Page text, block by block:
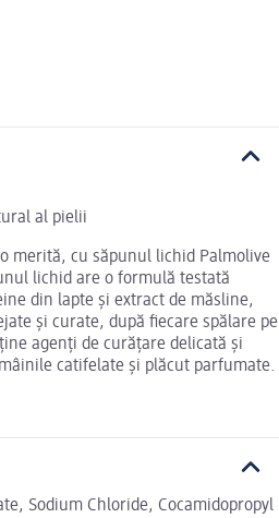
al pielii
merită, cu săpunul lichid Palmolive
lichid are o formulă testată
din lapte și extract de măsline,
și curate, după fiecare spălare pe
agenți de curățare delicată și
catifelate și plăcut parfumate.
Sodium Chloride, Cocamidopropyl